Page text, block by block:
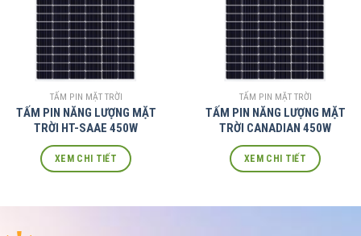
TẤM PIN MẶT TRỜI
TẤM PIN NĂNG LƯỢNG MẶT
TRỜI HT-SAAE 450W
XEM CHI TIẾT
TẤM PIN MẶT TRỜI
TẤM PIN NĂNG LƯỢNG MẶT
TRỜI CANADIAN 450W
XEM CHI TIẾT